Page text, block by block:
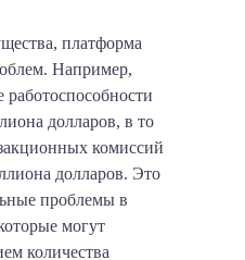
платформа
Например,
долларов, в то
комиссий
долларов. Это
проблемы в
могут
количества